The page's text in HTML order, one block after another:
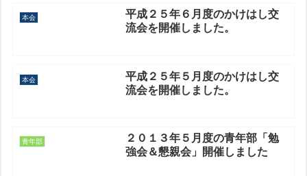
本会
平成２５年６月度のかけはし交
流会を開催しました。
本会
平成２５年５月度のかけはし交
流会を開催しました。
青年部
２０１３年５月度の青年部「勉
強会＆懇親会」開催しました